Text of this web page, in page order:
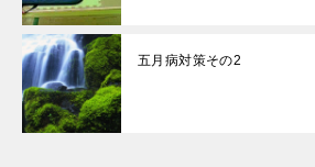
五月病対策その2